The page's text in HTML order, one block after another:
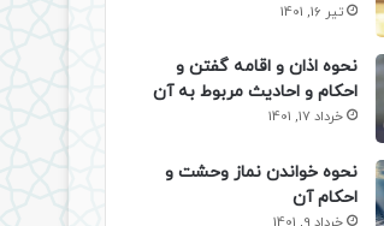
تیر 16, 1401
نحوه اذان و اقامه گفتن و
احکام و احادیث مربوط به آن
خرداد 17, 1401
نحوه خواندن نماز وحشت و
احکام آن
خرداد 9, 1401